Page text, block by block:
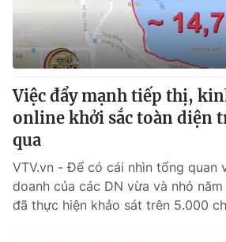
Việc đẩy mạnh tiếp thị,
online khởi sắc toàn diện
qua
VTV.vn - Để có cái nhìn tổng quan
doanh của các DN vừa và nhỏ
đã thực hiện khảo sát trên 5.000